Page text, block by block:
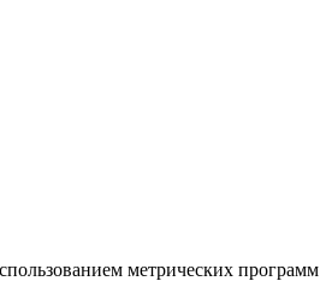
метрических программ